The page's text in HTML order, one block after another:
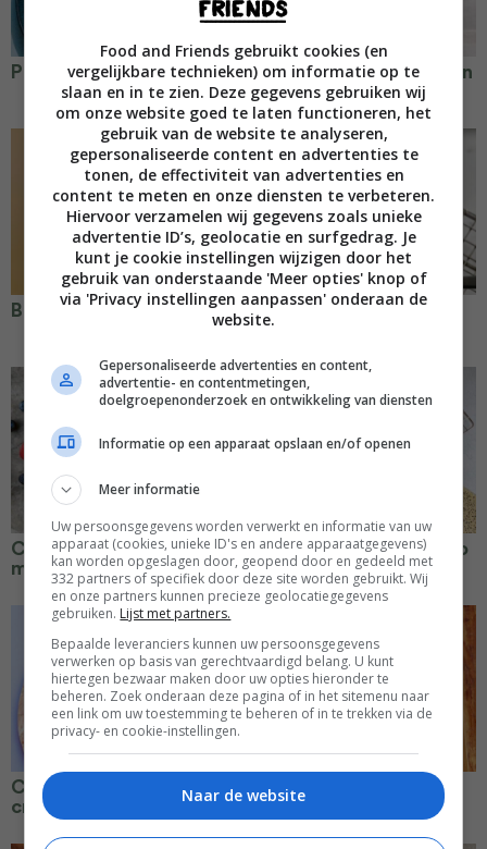
Pastei met Thaise kip
Sodabrood met kaas en
uien
Baked Alaska
Cheesecake baked
oats met bosvruchten
Chocoladewafel toast
met granolapasta
Hartige taart kip-pesto
Chocolade & matcha
cream cake
Gevulde speculaas
Food and Friends gebruikt cookies (en
vergelijkbare technieken) om informatie op te
slaan en in te zien. Deze gegevens gebruiken wij
om onze website goed te laten functioneren, het
gebruik van de website te analyseren,
gepersonaliseerde content en advertenties te
tonen, de effectiviteit van advertenties en
content te meten en onze diensten te verbeteren.
Hiervoor verzamelen wij gegevens zoals unieke
advertentie ID’s, geolocatie en surfgedrag. Je
kunt je cookie instellingen wijzigen door het
gebruik van onderstaande 'Meer opties' knop of
via 'Privacy instellingen aanpassen' onderaan de
website.
Gepersonaliseerde advertenties en content,
advertentie- en contentmetingen,
doelgroepenonderzoek en ontwikkeling van diensten
Informatie op een apparaat opslaan en/of openen
Meer informatie
Uw persoonsgegevens worden verwerkt en informatie van uw
apparaat (cookies, unieke ID's en andere apparaatgegevens)
kan worden opgeslagen door, geopend door en gedeeld met
332 partners of specifiek door deze site worden gebruikt. Wij
en onze partners kunnen precieze geolocatiegegevens
gebruiken. Lijst met partners.
Bepaalde leveranciers kunnen uw persoonsgegevens
verwerken op basis van gerechtvaardigd belang. U kunt
hiertegen bezwaar maken door uw opties hieronder te
beheren. Zoek onderaan deze pagina of in het sitemenu naar
een link om uw toestemming te beheren of in te trekken via de
privacy- en cookie-instellingen.
Naar de website